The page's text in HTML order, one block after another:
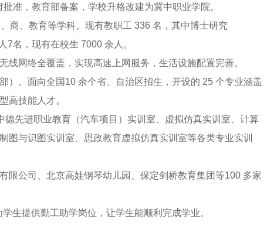
准，教育部备案，学校升格改建为冀中职业学院。
商、教育等学科。现有教职工 336 名，其中博士研究
7名，现有在校生 7000 余人。
网络全覆盖，实现高速上网服务，生活设施配置完善。
）。面向全国 10 余个省、自治区招生，开设的 25 个专业涵盖
高技能人才。
德先进职业教育（汽车项目）实训室、虚拟仿真实训室、计算
与识图实训室、思政教育虚拟仿真实训室等各类专业实训
限公司、北京高娃钢琴幼儿园、保定剑桥教育集团等100 多家
生提供勤工助学岗位，让学生能顺利完成学业。